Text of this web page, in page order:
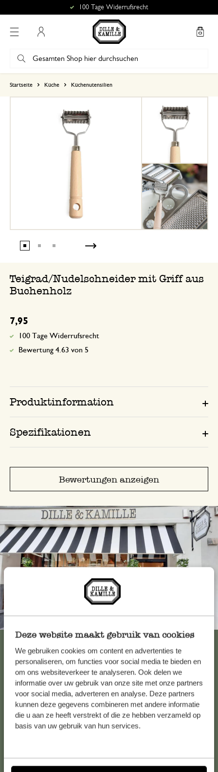
Deze website maakt gebruik van cookies
We gebruiken cookies om content en advertenties te
personaliseren, om functies voor social media te bieden en
om ons websiteverkeer te analyseren. Ook delen we
informatie over uw gebruik van onze site met onze partners
voor social media, adverteren en analyse. Deze partners
kunnen deze gegevens combineren met andere informatie
die u aan ze heeft verstrekt of die ze hebben verzameld op
basis van uw gebruik van hun services.
100 Tage Widerrufsrecht
Startseite Küche Küchenutensilien
Teigrad/Nudelschneider mit Griff aus
Buchenholz
7,95
100 Tage Widerrufsrecht
Bewertung 4.63 von 5
Produktinformation
Spezifikationen
Bewertungen anzeigen
Immer in der Nähe
Alle 62 Geschäfte anzeigen
Kundenservice/Hilfe
Falls Sie Fragen haben oder Tipps und Hilfe brauchen, wenden
Sie sich bitte an unseren Kundenservice. Oder lesen Sie hier
die Antworten auf
kundenservice@dille-kamille.at
3
2
Ich verwende es für Nudeln
23. August 2023
Ich verwende es für Nudeln kekse